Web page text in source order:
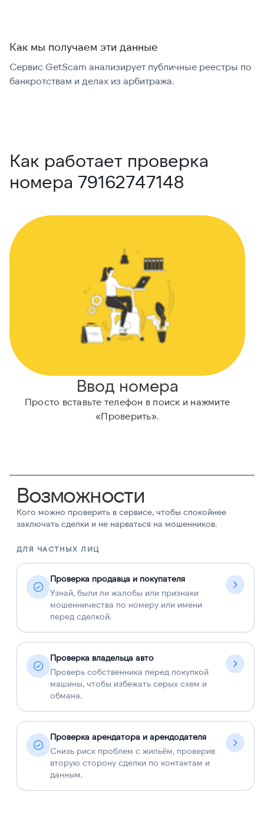
Как мы получаем эти данные
Сервис GetScam анализирует публичные реестры по
банкротствам и делах из арбитража.
Как работает проверка
номера 79162747148
Ввод номера
Просто вставьте телефон в поиск и нажмите
«Проверить».
Возможности
Кого можно проверить в сервисе, чтобы спокойнее
заключать сделки и не нарваться на мошенников.
ДЛЯ ЧАСТНЫХ ЛИЦ
Проверка продавца и покупателя
Узнай, были ли жалобы или признаки
мошенничества по номеру или имени
перед сделкой.
Проверка владельца авто
Проверь собственника перед покупкой
машины, чтобы избежать серых схем и
обмана.
Проверка арендатора и арендодателя
Снизь риск проблем с жильём, проверив
вторую сторону сделки по контактам и
данным.